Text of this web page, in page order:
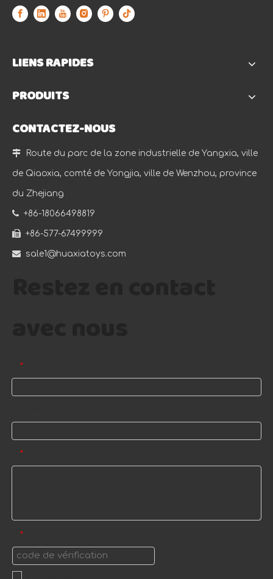
LIENS RAPIDES
PRODUITS
CONTACTEZ-NOUS
 Route du parc de la zone industrielle de Yangxia, ville
de Qiaoxia, comté de Yongjia, ville de Wenzhou, province
du Zhejiang
 +86-18066498819
 +86-577-67499999
 sale1@huaxiatoys.com
*
*
*